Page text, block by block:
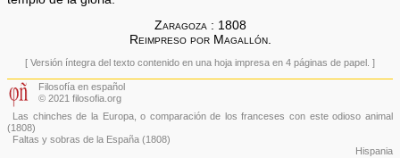
Zaragoza : 1808
Reimpreso por Magallón.
[ Versión íntegra del texto contenido en una hoja impresa en 4 páginas de papel. ]
Filosofía en español
© 2021 filosofia.org
Las chinches de la Europa, o comparación de los franceses con este odioso animal
(1808)
Faltas y sobras de la España (1808)
Hispania